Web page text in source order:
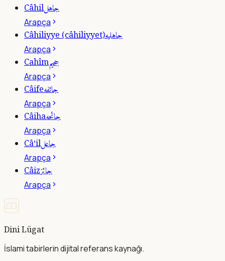
Câhilجاهل
Arapça
Câhiliyye (câhiliyyet)جاهليه
Arapça
Cahîmجحيم
Arapça
Câifeجائفه
Arapça
Câihaجائحه
Arapça
Câ‘ilجاعل
Arapça
Câizجائز
Arapça
Dini Lügat
İslami tabirlerin dijital referans kaynağı.